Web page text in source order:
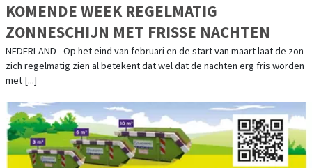
KOMENDE WEEK REGELMATIG
ZONNESCHIJN MET FRISSE NACHTEN
NEDERLAND - Op het eind van februari en de start van maart laat de zon
zich regelmatig zien al betekent dat wel dat de nachten erg fris worden
met [...]